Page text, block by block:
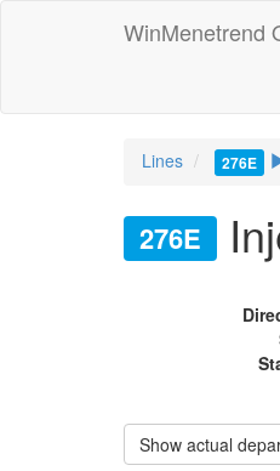
WinMenetrend
Lines 276E
276E
Show actual